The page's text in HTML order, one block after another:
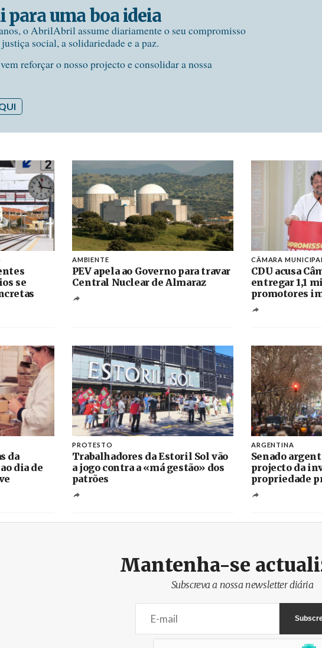
para uma boa ideia
o AbrilAbril assume diariamente o seu compromisso
social, a solidariedade e a paz.
reforçar o nosso projecto e consolidar a nossa
se
AMBIENTE
PEV apela ao Governo para travar
Central Nuclear de Almaraz
CÂMARA
CDU acusa
entregar 1,1
promotores
da
dia de
PROTESTO
Trabalhadores da Estoril Sol vão
a jogo contra a «má gestão» dos
patrões
ARGENTINA
Senado
projecto da
propriedade
Mantenha-se
Subscreva a nossa newsletter diária